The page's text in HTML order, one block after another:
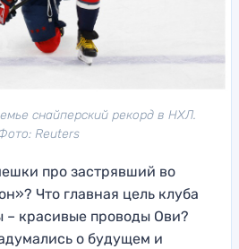
снайперский рекорд в НХЛ.
Reuters
про застрявший во
Что главная цель клуба
красивые проводы Ови?
о будущем и